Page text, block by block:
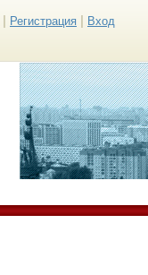
Регистрация Вход